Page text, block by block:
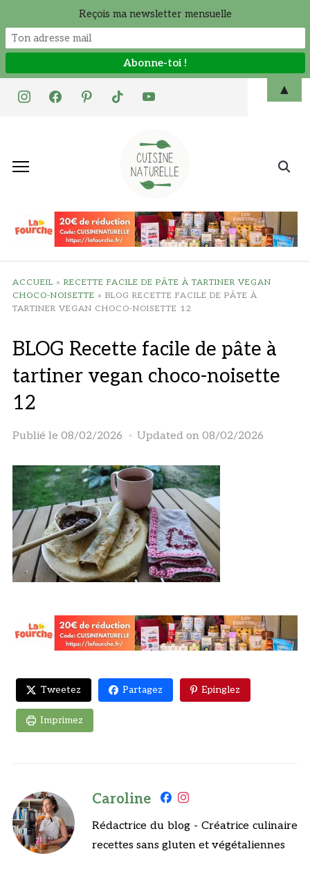
instagramfacebookpinteresttiktok youtube
Search
ACCUEIL » RECETTE FACILE DE PÂTE À TARTINER VEGAN
CHOCO-NOISETTE » BLOG RECETTE FACILE DE PÂTE À
TARTINER VEGAN CHOCO-NOISETTE 12
BLOG Recette facile de pâte à
tartiner vegan choco-noisette
12
Publié le 08/02/2026 Updated on 08/02/2026
Tweetez Partagez Epinglez
Imprimez
Caroline
Rédactrice du blog - Créatrice culinaire
recettes sans gluten et végétaliennes
Reçois ma newsletter mensuelle
▲